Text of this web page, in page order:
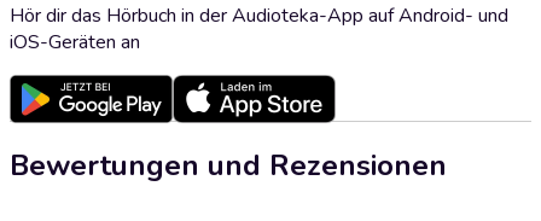
Hör dir das Hörbuch in der Audioteka-App auf Android- und
iOS-Geräten an
Bewertungen und Rezensionen